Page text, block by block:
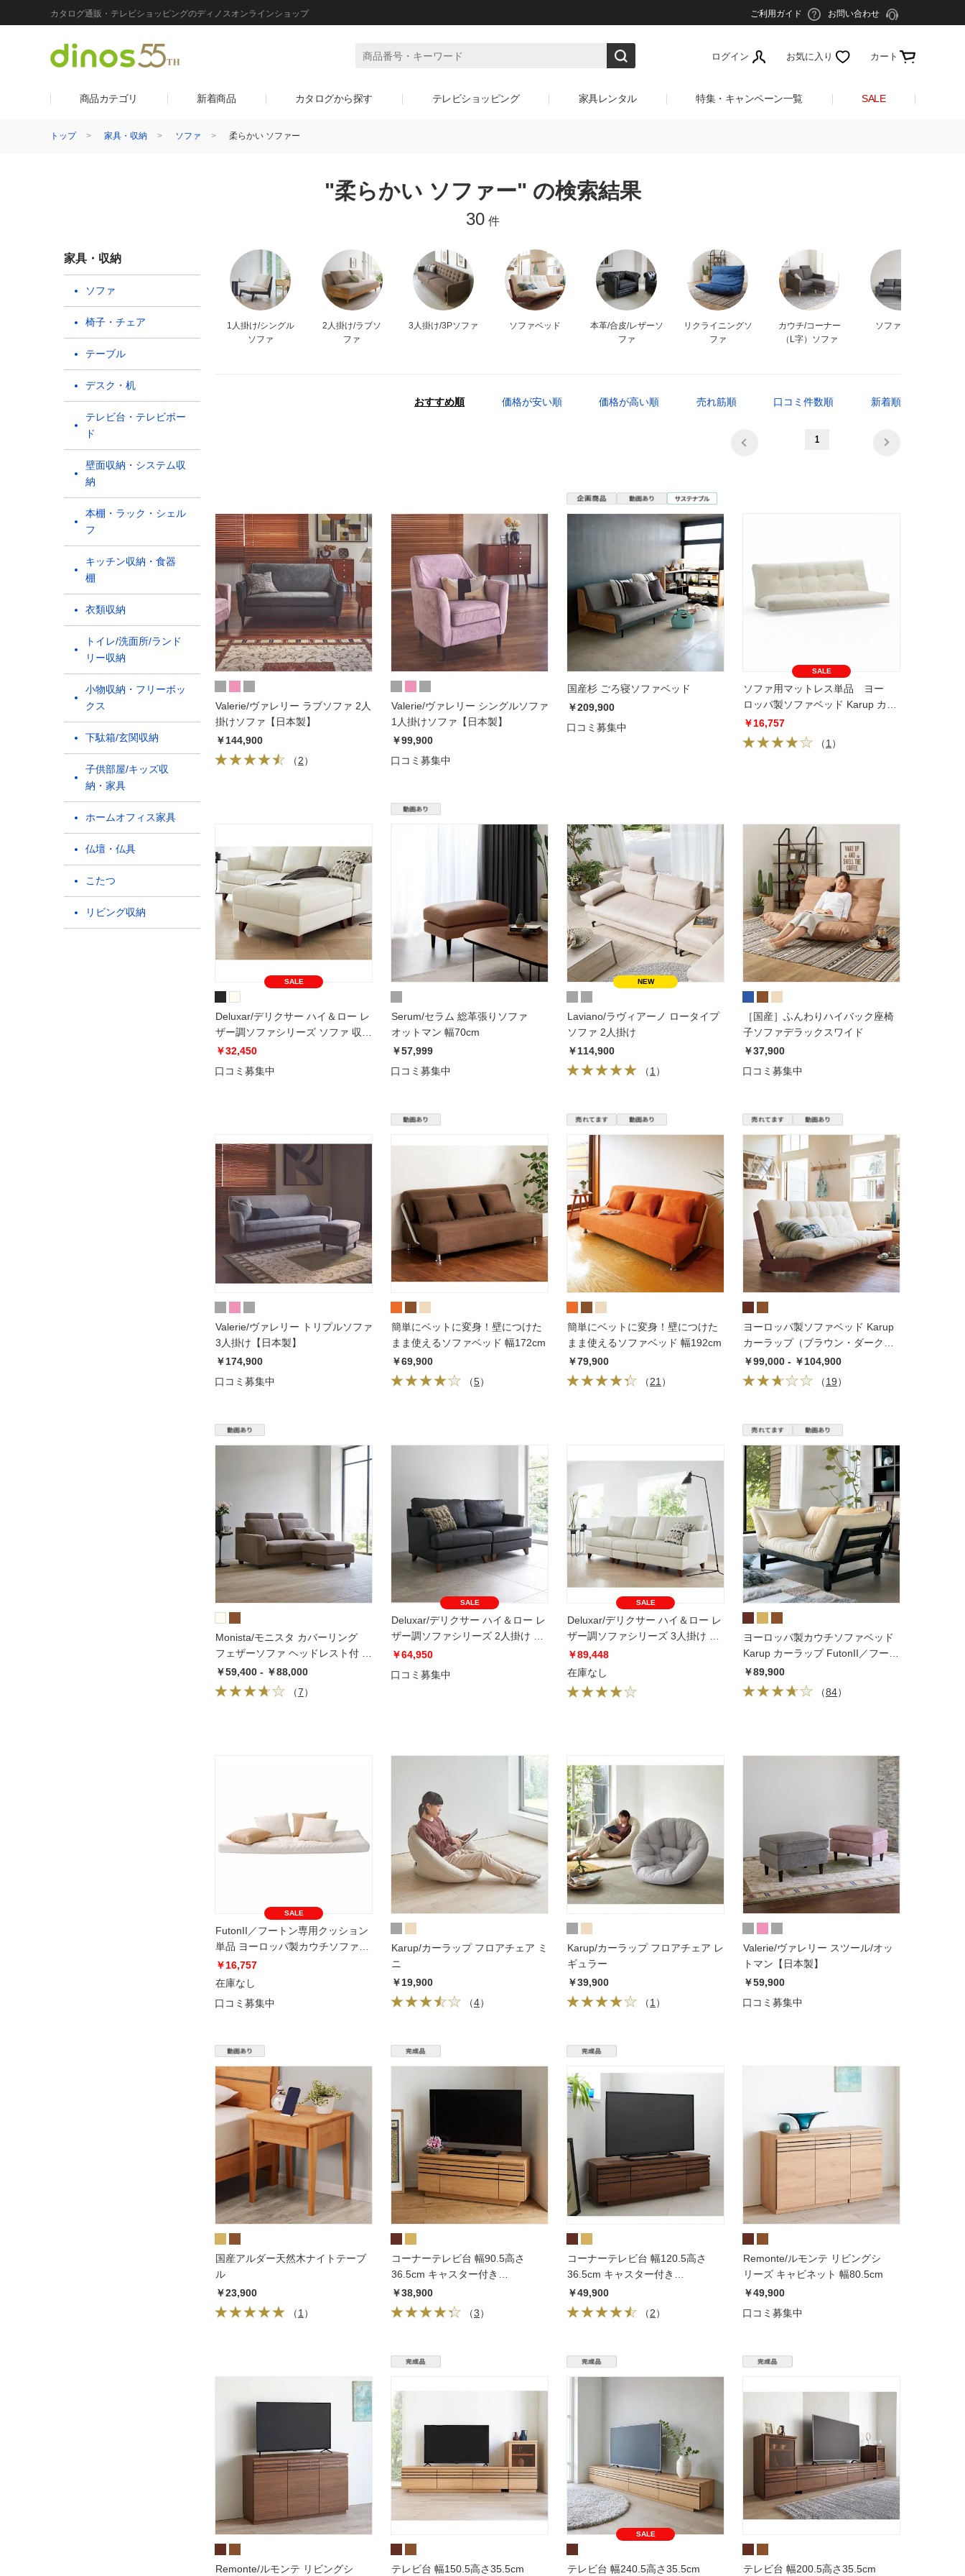
カタログ通販・テレビショッピングのディノスオンラインショップ ご利用ガイド お問い合わせ
ログイン お気に入り カート
商品カテゴリ 新着商品 カタログから探す テレビショッピング 家具レンタル 特集・キャンペーン一覧 SALE
トップ 家具・収納 ソファ 柔らかい ソファー
"柔らかい ソファー" の検索結果
30 件
家具・収納
ソファ
椅子・チェア
テーブル
デスク・机
テレビ台・テレビボー
ド
壁面収納・システム収
納
本棚・ラック・シェル
フ
キッチン収納・食器
棚
衣類収納
トイレ/洗面所/ランド
リー収納
小物収納・フリーボッ
クス
下駄箱/玄関収納
子供部屋/キッズ収
納・家具
ホームオフィス家具
仏壇・仏具
こたつ
リビング収納
1人掛け/シングル
ソファ
2人掛け/ラブソ
ファ
3人掛け/3Pソファ ソファベッド
本革/合皮/レザーソ
ファ
リクライニングソ
ファ
カウチ/コーナー
（L字）ソファ
ソファセット
おすすめ順 価格が安い順 価格が高い順 売れ筋順 口コミ件数順 新着順
1
Valerie/ヴァレリー ラブソファ 2人
掛けソファ【日本製】
￥144,900
（2）
Valerie/ヴァレリー シングルソファ
1人掛けソファ【日本製】
￥99,900
口コミ募集中
国産杉 ごろ寝ソファベッド
￥209,900
口コミ募集中
SALE
ソファ用マットレス単品 ヨー
ロッパ製ソファベッド Karup カー
ラップ
￥16,757
（1 ）
SALE
Deluxar/デリクサー ハイ＆ロー レ
ザー調ソファシリーズ ソファ 収納
付きオットマン
￥32,450
口コミ募集中
Serum/セラム 総革張りソファ
オットマン 幅70cm
￥57,999
口コミ募集中
Laviano/ラヴィアーノ ロータイプ
ソファ 2人掛け
￥114,900
（1 ）
［国産］ふんわりハイバック座椅
子ソファデラックスワイド
￥37,900
口コミ募集中
Valerie/ヴァレリー トリプルソファ
3人掛け【日本製】
￥174,900
口コミ募集中
簡単にベットに変身！壁につけた
まま使えるソファベッド 幅172cm
￥69,900
（5）
簡単にベットに変身！壁につけた
まま使えるソファベッド 幅192cm
￥79,900
（21 ）
ヨーロッパ製ソファベッド Karup
カーラップ（ブラウン・ダークブ
ラウン）
￥99,000 - ￥104,900
（19）
Monista/モニスタ カバーリング
フェザーソファ ヘッドレスト付 2
人掛け
￥59,400 - ￥88,000
（7）
SALE
Deluxar/デリクサー ハイ＆ロー レ
ザー調ソファシリーズ 2人掛け 幅
160cm
￥64,950
口コミ募集中
SALE
Deluxar/デリクサー ハイ＆ロー レ
ザー調ソファシリーズ 3人掛け 幅
215cm
￥89,448
在庫なし
ヨーロッパ製カウチソファベッド
Karup カーラップ FutonII／フート
ン
￥89,900
（84）
SALE
FutonII／フートン専用クッション
単品 ヨーロッパ製カウチソファ
ベッド Karup カーラップ
￥16,757
在庫なし
口コミ募集中
Karup/カーラップ フロアチェア ミ
ニ
￥19,900
（4）
Karup/カーラップ フロアチェア レ
ギュラー
￥39,900
（1 ）
Valerie/ヴァレリー スツール/オッ
トマン【日本製】
￥59,900
口コミ募集中
国産アルダー天然木ナイトテーブ
ル
￥23,900
（1 ）
コーナーテレビ台 幅90.5高さ
36.5cm キャスター付き
【Remonte/ルモンテ】
￥38,900
（3）
コーナーテレビ台 幅120.5高さ
36.5cm キャスター付き
【Remonte/ルモンテ】
￥49,900
（2）
Remonte/ルモンテ リビングシ
リーズ キャビネット 幅80.5cm
￥49,900
口コミ募集中
Remonte/ルモンテ リビングシ テレビ台 幅150.5高さ35.5cm
SALE
テレビ台 幅240.5高さ35.5cm テレビ台 幅200.5高さ35.5cm